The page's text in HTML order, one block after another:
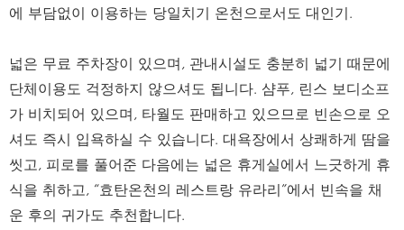
에 부담없이 이용하는 당일치기 온천으로서도 대인기.
넓은 무료 주차장이 있으며, 관내시설도 충분히 넓기 때문에
단체이용도 걱정하지 않으셔도 됩니다. 샴푸, 린스 보디소프
가 비치되어 있으며, 타월도 판매하고 있으므로 빈손으로 오
셔도 즉시 입욕하실 수 있습니다. 대욕장에서 상쾌하게 땀을
씻고, 피로를 풀어준 다음에는 넓은 휴게실에서 느긋하게 휴
식을 취하고, “효탄온천의 레스트랑 유라리”에서 빈속을 채
운 후의 귀가도 추천합니다.